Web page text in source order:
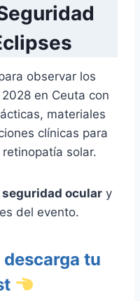
observar los
en Ceuta con
materiales
clínicas para
solar.
oculary
del evento.
tu